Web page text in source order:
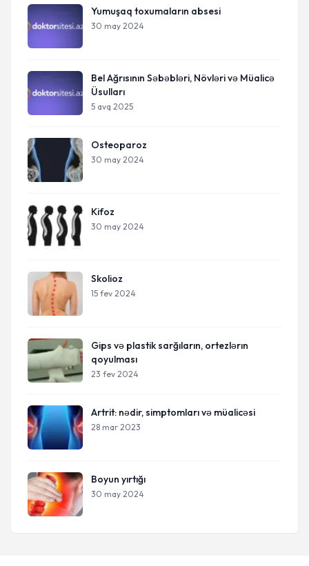
Yumuşaq toxumaların absesi
30 may 2024
Bel Ağrısının Səbəbləri, Növləri və Müalicə
Üsulları
5 avq 2025
Osteoparoz
30 may 2024
Kifoz
30 may 2024
Skolioz
15 fev 2024
Gips və plastik sarğıların, ortezlərın
qoyulması
23 fev 2024
Artrit: nədir, simptomları və müalicəsi
28 mar 2023
Boyun yırtığı
30 may 2024